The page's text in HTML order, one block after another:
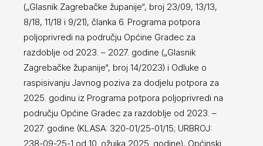
(„Glasnik Zagrebačke županije“, broj 23/09, 13/13,
8/18, 11/18 i 9/21), članka 6. Programa potpora
poljoprivredi na području Općine Gradec za
razdoblje od 2023. – 2027. godine („Glasnik
Zagrebačke županije“, broj 14/2023) i Odluke o
raspisivanju Javnog poziva za dodjelu potpora za
2025. godinu iz Programa potpora poljoprivredi na
području Općine Gradec za razdoblje od 2023. –
2027. godine (KLASA: 320-01/25-01/15; URBROJ:
238-09-25-1 od 10. ožujka 2025. godine), Općinski